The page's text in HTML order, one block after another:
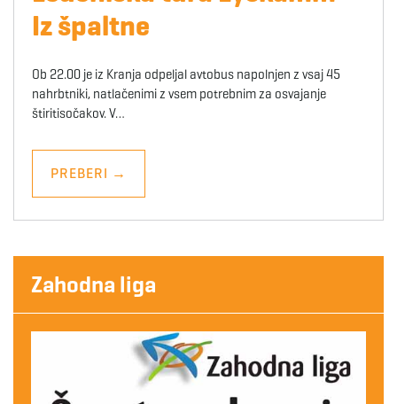
Iz špaltne
Ob 22.00 je iz Kranja odpeljal avtobus napolnjen z vsaj 45
nahrbtniki, natlačenimi z vsem potrebnim za osvajanje
štiritisočakov. V…
PREBERI →
Zahodna liga